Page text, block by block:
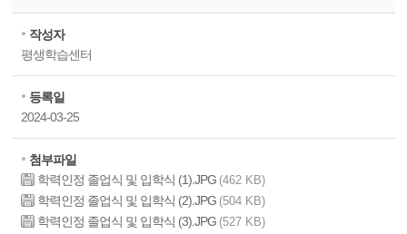
작성자
평생학습센터
등록일
2024-03-25
첨부파일
학력인정 졸업식 및 입학식 (1).JPG (462 KB)
학력인정 졸업식 및 입학식 (2).JPG (504 KB)
학력인정 졸업식 및 입학식 (3).JPG (527 KB)